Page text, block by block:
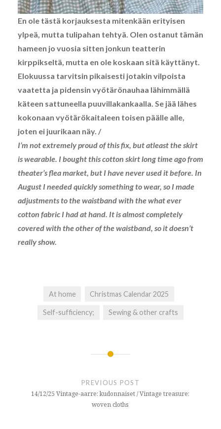
En ole tästä korjauksesta mitenkään erityisen
ylpeä, mutta tulipahan tehtyä. Olen ostanut tämän
hameen jo vuosia sitten jonkun teatterin
kirppikseltä, mutta en ole koskaan sitä käyttänyt.
Elokuussa tarvitsin pikaisesti jotakin vilpoista
vaatetta ja pidensin vyötärönauhaa lähimmällä
käteen sattuneella puuvillakankaalla. Se jää lähes
kokonaan vyötärökaitaleen toisen päälle alle,
joten ei juurikaan näy. /
I’m not extremely proud of this fix, but atleast the skirt
is wearable. I bought this cotton skirt long time ago from
theater’s flea market, but I have never used it before. In
August I needed quickly something to wear, so I made
adjustments to the waistband with the what ever
cotton fabric I had at hand. It is almost completely
covered with the other of the waistband, so it doesn’t
really show.
At home Christmas Calendar 2025
Self-sufficiency; Sewing & other crafts
PREVIOUS POST
14/12/25 Vintage-aarre: kudonnaiset / Vintage treasure:
woven cloths